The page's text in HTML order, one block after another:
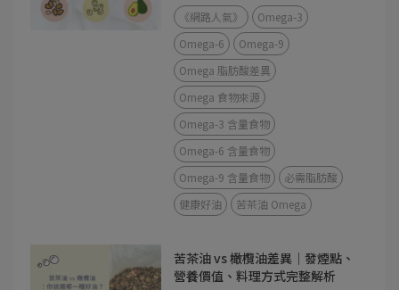
《網路人氣》
Omega-3
Omega-6
Omega-9
Omega 脂肪酸差異
Omega 食物來源
Omega-3 含量食物
Omega-6 含量食物
Omega-9 含量食物
必需脂肪酸
健康好油
苦茶油 Omega
苦茶油 vs 橄欖油差異｜發煙點、
營養價值、料理方式完整解析